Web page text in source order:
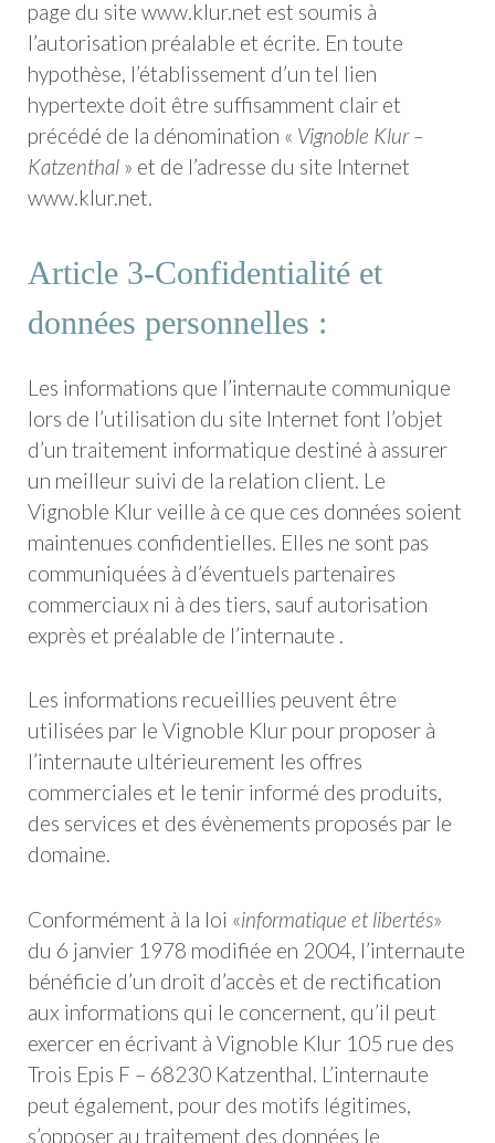
page du site www.klur.net est soumis à
l’autorisation préalable et écrite. En toute
hypothèse, l’établissement d’un tel lien
hypertexte doit être suffisamment clair et
précédé de la dénomination « Vignoble Klur –
Katzenthal » et de l’adresse du site Internet
www.klur.net.
Article 3-Confidentialité et
données personnelles :
Les informations que l’internaute communique
lors de l’utilisation du site Internet font l’objet
d’un traitement informatique destiné à assurer
un meilleur suivi de la relation client. Le
Vignoble Klur veille à ce que ces données soient
maintenues confidentielles. Elles ne sont pas
communiquées à d’éventuels partenaires
commerciaux ni à des tiers, sauf autorisation
exprès et préalable de l’internaute .
Les informations recueillies peuvent être
utilisées par le Vignoble Klur pour proposer à
l’internaute ultérieurement les offres
commerciales et le tenir informé des produits,
des services et des évènements proposés par le
domaine.
Conformément à la loi «informatique et libertés»
du 6 janvier 1978 modifiée en 2004, l’internaute
bénéficie d’un droit d’accès et de rectification
aux informations qui le concernent, qu’il peut
exercer en écrivant à Vignoble Klur 105 rue des
Trois Epis F – 68230 Katzenthal. L’internaute
peut également, pour des motifs légitimes,
s’opposer au traitement des données le